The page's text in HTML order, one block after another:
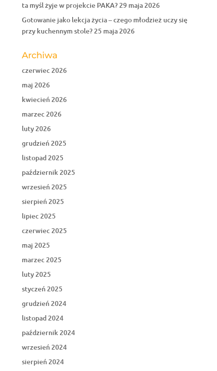
ta myśl żyje w projekcie PAKA? 29 maja 2026
Gotowanie jako lekcja życia – czego młodzież uczy się
przy kuchennym stole? 25 maja 2026
Archiwa
czerwiec 2026
maj 2026
kwiecień 2026
marzec 2026
luty 2026
grudzień 2025
listopad 2025
październik 2025
wrzesień 2025
sierpień 2025
lipiec 2025
czerwiec 2025
maj 2025
marzec 2025
luty 2025
styczeń 2025
grudzień 2024
listopad 2024
październik 2024
wrzesień 2024
sierpień 2024